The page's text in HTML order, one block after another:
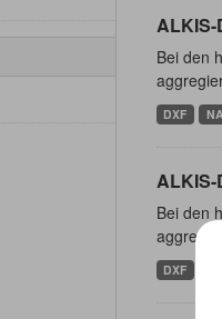
ALKIS-
Bei den
DXF
ALKIS-
Bei den
DXF